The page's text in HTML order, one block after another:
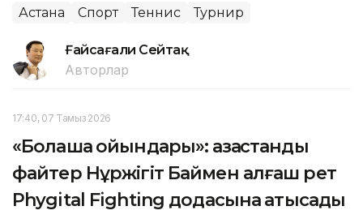
Астана Спорт Теннис Турнир
Ғайсағали Сейтақ
Авторлар
17:40, 07 Тамыз 2026
«Болашақ ойындары»: қазақстандық
файтер Нұржігіт Баймен алғаш рет
Phygital Fighting додасына қатысады